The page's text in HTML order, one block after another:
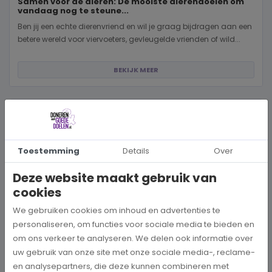
vandaag nog te steune...
Ben jij een echte dierenvriend en wil je graag bijdragen aan een
betere wereld voor viervoeters, gevleugelde vrienden of wild...
BEKIJK MEER
Toestemming Details Over
Deze website maakt gebruik van
cookies
We gebruiken cookies om inhoud en advertenties te
personaliseren, om functies voor sociale media te bieden en
om ons verkeer te analyseren. We delen ook informatie over
uw gebruik van onze site met onze sociale media-, reclame-
en analysepartners, die deze kunnen combineren met